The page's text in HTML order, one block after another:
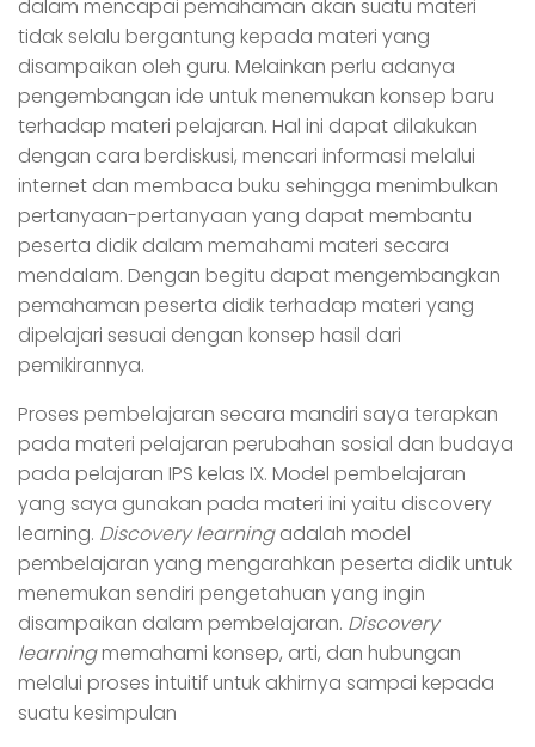
dalam mencapai pemahaman akan suatu materi
tidak selalu bergantung kepada materi yang
disampaikan oleh guru. Melainkan perlu adanya
pengembangan ide untuk menemukan konsep baru
terhadap materi pelajaran. Hal ini dapat dilakukan
dengan cara berdiskusi, mencari informasi melalui
internet dan membaca buku sehingga menimbulkan
pertanyaan-pertanyaan yang dapat membantu
peserta didik dalam memahami materi secara
mendalam. Dengan begitu dapat mengembangkan
pemahaman peserta didik terhadap materi yang
dipelajari sesuai dengan konsep hasil dari
pemikirannya.
Proses pembelajaran secara mandiri saya terapkan
pada materi pelajaran perubahan sosial dan budaya
pada pelajaran IPS kelas IX. Model pembelajaran
yang saya gunakan pada materi ini yaitu discovery
learning. Discovery learningadalah model
pembelajaran yang mengarahkan peserta didik untuk
menemukan sendiri pengetahuan yang ingin
disampaikan dalam pembelajaran. Discovery
learningmemahami konsep, arti, dan hubungan
melalui proses intuitif untuk akhirnya sampai kepada
suatu kesimpulan